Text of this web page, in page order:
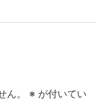
。 ※ が付いてい